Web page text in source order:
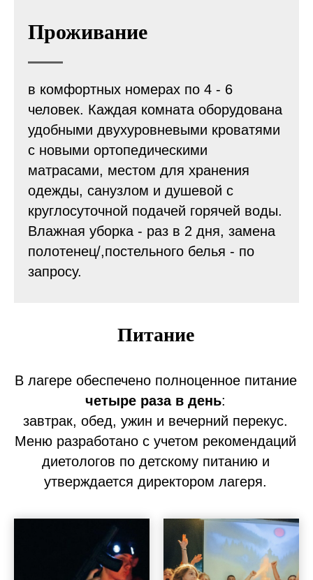
Проживание
в комфортных номерах по 4 - 6
человек. Каждая комната оборудована
удобными двухуровневыми кроватями
с новыми ортопедическими
матрасами, местом для хранения
одежды, санузлом и душевой с
круглосуточной подачей горячей воды.
Влажная уборка - раз в 2 дня, замена
полотенец/,постельного белья - по
запросу.
Питание
В лагере обеспечено полноценное питание
четыре раза в день:
завтрак, обед, ужин и вечерний перекус.
Меню разработано с учетом рекомендаций
диетологов по детскому питанию и
утверждается директором лагеря.